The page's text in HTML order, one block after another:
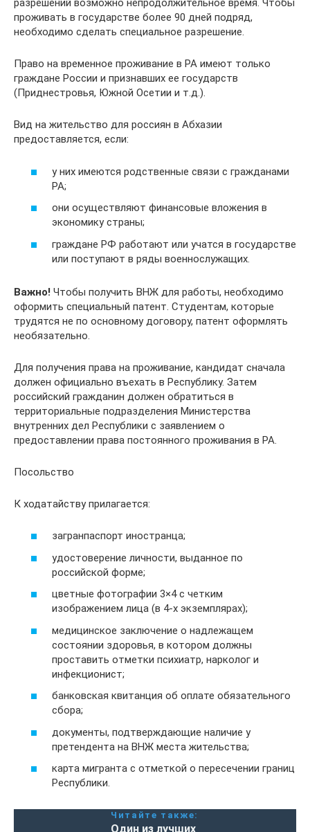
разрешений возможно непродолжительное время. Чтобы
проживать в государстве более 90 дней подряд,
необходимо сделать специальное разрешение.
Право на временное проживание в РА имеют только
граждане России и признавших ее государств
(Приднестровья, Южной Осетии и т.д.).
Вид на жительство для россиян в Абхазии
предоставляется, если:
у них имеются родственные связи с гражданами
РА;
они осуществляют финансовые вложения в
экономику страны;
граждане РФ работают или учатся в государстве
или поступают в ряды военнослужащих.
Важно! Чтобы получить ВНЖ для работы, необходимо
оформить специальный патент. Студентам, которые
трудятся не по основному договору, патент оформлять
необязательно.
Для получения права на проживание, кандидат сначала
должен официально въехать в Республику. Затем
российский гражданин должен обратиться в
территориальные подразделения Министерства
внутренних дел Республики с заявлением о
предоставлении права постоянного проживания в РА.
Посольство
К ходатайству прилагается:
загранпаспорт иностранца;
удостоверение личности, выданное по
российской форме;
цветные фотографии 3×4 с четким
изображением лица (в 4-х экземплярах);
медицинское заключение о надлежащем
состоянии здоровья, в котором должны
проставить отметки психиатр, нарколог и
инфекционист;
банковская квитанция об оплате обязательного
сбора;
документы, подтверждающие наличие у
претендента на ВНЖ места жительства;
карта мигранта с отметкой о пересечении границ
Республики.
Читайте также:
Один из лучших